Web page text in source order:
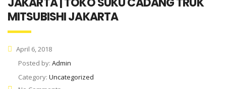
MITSUBISHI JAKARTA
April 6, 2018
Posted by: Admin
Category: Uncategorized